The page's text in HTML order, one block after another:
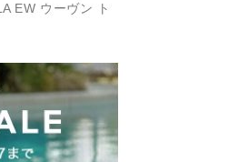
EW ウーヴン ト